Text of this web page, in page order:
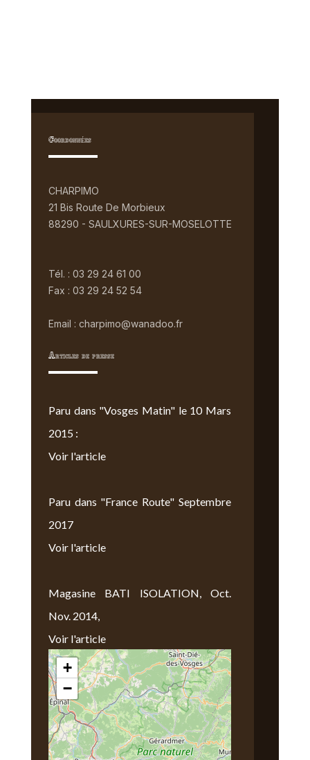
Coordonnées
CHARPIMO
21 Bis Route De Morbieux
88290 - SAULXURES-SUR-MOSELOTTE
Tél. : 03 29 24 61 00
Fax : 03 29 24 52 54
Email : charpimo@wanadoo.fr
Articles de presse
Paru dans "Vosges Matin" le 10 Mars
2015 :
Voir l'article
Paru dans "France Route" Septembre
2017
Voir l'article
Magasine BATI ISOLATION, Oct.
Nov. 2014,
Voir l'article
Nous Trouver
+
−